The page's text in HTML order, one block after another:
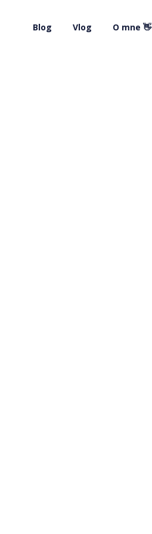
Blog Vlog O mne 👋